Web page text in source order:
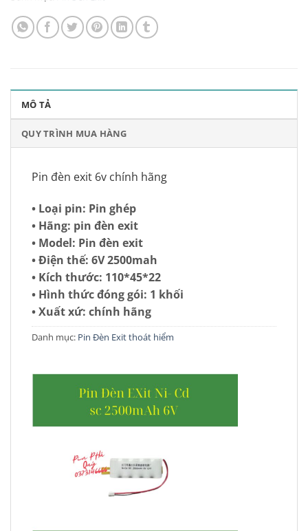
MÔ TẢ
QUY TRÌNH MUA HÀNG
Pin đèn exit 6v chính hãng
• Loại pin: Pin ghép
• Hãng: pin đèn exit
• Model: Pin đèn exit
• Điện thế: 6V 2500mah
• Kích thước: 110*45*22
• Hình thức đóng gói: 1 khối
• Xuất xứ: chính hãng
Danh mục: Pin Đèn Exit thoát hiểm